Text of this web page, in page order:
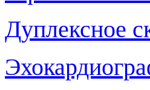
Дуплексное